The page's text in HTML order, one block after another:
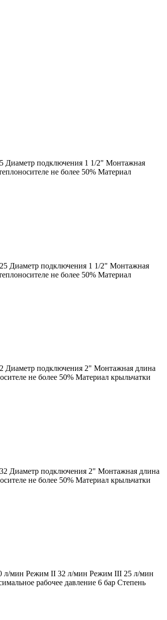
Диаметр подключения 1 1/2" Монтажная
не более 50% Материал
Диаметр подключения 1 1/2" Монтажная
не более 50% Материал
Диаметр подключения 2" Монтажная длина
не более 50% Материал крыльчатки
Диаметр подключения 2" Монтажная длина
не более 50% Материал крыльчатки
л/мин Режим II 32 л/мин Режим III 25 л/мин
рабочее давление 6 бар Степень